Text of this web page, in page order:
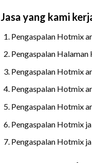
Jasa yang kami
Pengaspalan Hotmix
Pengaspalan Halaman
Pengaspalan Hotmix
Pengaspalan Hotmix
Pengaspalan Hotmix
Pengaspalan Hotmix
Pengaspalan Hotmix